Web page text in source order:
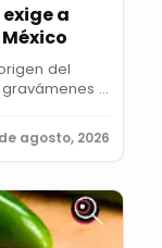
a
del
y
agosto, 2026